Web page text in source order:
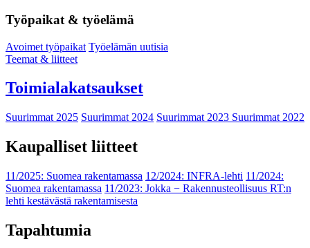
Työpaikat & työelämä
Avoimet työpaikat Työelämän uutisia
Teemat & liitteet
Toimialakatsaukset
Suurimmat 2025 Suurimmat 2024 Suurimmat 2023 Suurimmat 2022
Kaupalliset liitteet
11/2025: Suomea rakentamassa 12/2024: INFRA-lehti 11/2024:
Suomea rakentamassa 11/2023: Jokka − Rakennusteollisuus RT:n
lehti kestävästä rakentamisesta
Tapahtumia